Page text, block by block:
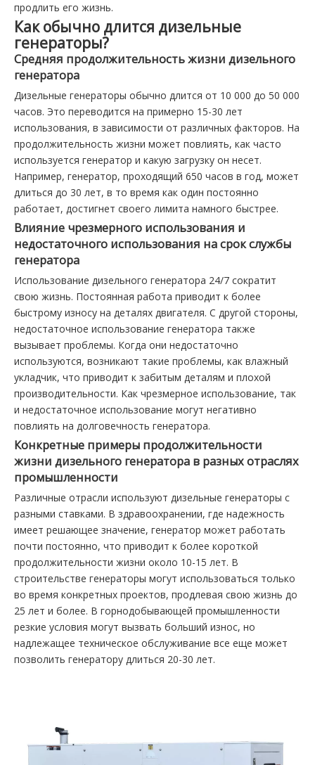
продлить его жизнь.
Как обычно длится дизельные
генераторы?
Средняя продолжительность жизни дизельного
генератора
Дизельные генераторы обычно длится от 10 000 до 50 000
часов. Это переводится на примерно 15-30 лет
использования, в зависимости от различных факторов. На
продолжительность жизни может повлиять, как часто
используется генератор и какую загрузку он несет.
Например, генератор, проходящий 650 часов в год, может
длиться до 30 лет, в то время как один постоянно
работает, достигнет своего лимита намного быстрее.
Влияние чрезмерного использования и
недостаточного использования на срок службы
генератора
Использование дизельного генератора 24/7 сократит
свою жизнь. Постоянная работа приводит к более
быстрому износу на деталях двигателя. С другой стороны,
недостаточное использование генератора также
вызывает проблемы. Когда они недостаточно
используются, возникают такие проблемы, как влажный
укладчик, что приводит к забитым деталям и плохой
производительности. Как чрезмерное использование, так
и недостаточное использование могут негативно
повлиять на долговечность генератора.
Конкретные примеры продолжительности
жизни дизельного генератора в разных отраслях
промышленности
Различные отрасли используют дизельные генераторы с
разными ставками. В здравоохранении, где надежность
имеет решающее значение, генератор может работать
почти постоянно, что приводит к более короткой
продолжительности жизни около 10-15 лет. В
строительстве генераторы могут использоваться только
во время конкретных проектов, продлевая свою жизнь до
25 лет и более. В горнодобывающей промышленности
резкие условия могут вызвать больший износ, но
надлежащее техническое обслуживание все еще может
позволить генератору длиться 20-30 лет.